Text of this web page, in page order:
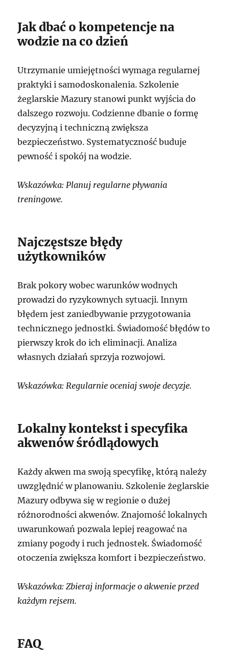
Jak dbać o kompetencje na
wodzie na co dzień
Utrzymanie umiejętności wymaga regularnej
praktyki i samodoskonalenia. Szkolenie
żeglarskie Mazury stanowi punkt wyjścia do
dalszego rozwoju. Codzienne dbanie o formę
decyzyjną i techniczną zwiększa
bezpieczeństwo. Systematyczność buduje
pewność i spokój na wodzie.
Wskazówka: Planuj regularne pływania
treningowe.
Najczęstsze błędy
użytkowników
Brak pokory wobec warunków wodnych
prowadzi do ryzykownych sytuacji. Innym
błędem jest zaniedbywanie przygotowania
technicznego jednostki. Świadomość błędów to
pierwszy krok do ich eliminacji. Analiza
własnych działań sprzyja rozwojowi.
Wskazówka: Regularnie oceniaj swoje decyzje.
Lokalny kontekst i specyfika
akwenów śródlądowych
Każdy akwen ma swoją specyfikę, którą należy
uwzględnić w planowaniu. Szkolenie żeglarskie
Mazury odbywa się w regionie o dużej
różnorodności akwenów. Znajomość lokalnych
uwarunkowań pozwala lepiej reagować na
zmiany pogody i ruch jednostek. Świadomość
otoczenia zwiększa komfort i bezpieczeństwo.
Wskazówka: Zbieraj informacje o akwenie przed
każdym rejsem.
FAQ